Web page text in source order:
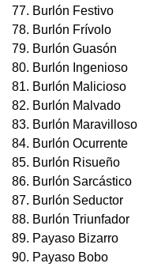
77. Burlón Festivo
78. Burlón Frívolo
79. Burlón Guasón
80. Burlón Ingenioso
81. Burlón Malicioso
82. Burlón Malvado
83. Burlón Maravilloso
84. Burlón Ocurrente
85. Burlón Risueño
86. Burlón Sarcástico
87. Burlón Seductor
88. Burlón Triunfador
89. Payaso Bizarro
90. Payaso Bobo